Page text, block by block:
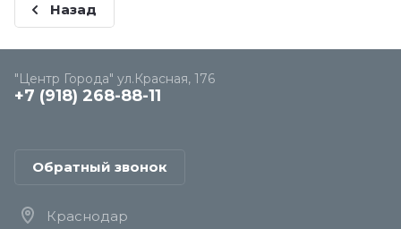
Назад
"Центр Города" ул.Красная, 176
+7 (918) 268-88-11
Обратный звонок
Краснодар